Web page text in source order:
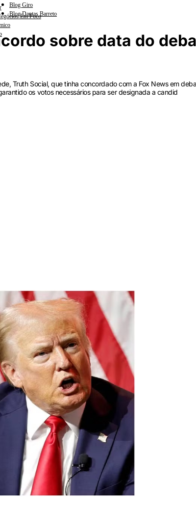
Em Foco
Blog Giro
Blog Dantas Barreto
sobre data do
Truth Social, que tinha concordado com a Fox News em
os votos necessários para ser designada a candid